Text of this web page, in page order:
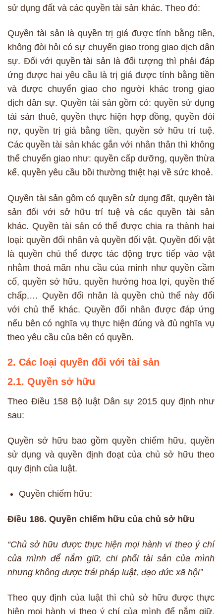
sử dụng đất và các quyền tài sản khác. Theo đó:
Quyền tài sản là quyền trị giá được tính bằng tiền,
không đòi hỏi có sự chuyển giao trong giao dịch dân
sự. Đối với quyền tài sản là đối tượng thì phải đáp
ứng được hai yêu cầu là trị giá được tính bằng tiền
và được chuyển giao cho người khác trong giao
dịch dân sự. Quyền tài sản gồm có: quyền sử dụng
tài sản thuê, quyền thực hiện hợp đồng, quyền đòi
nợ, quyền trị giá bằng tiền, quyền sở hữu trí tuệ.
Các quyền tài sản khác gắn với nhân thân thì không
thể chuyển giao như: quyền cấp dưỡng, quyền thừa
kế, quyền yêu cầu bồi thường thiệt hại về sức khoẻ.
Quyền tài sản gồm có quyền sử dụng đất, quyền tài
sản đối với sở hữu trí tuệ và các quyền tài sản
khác. Quyền tài sản có thể được chia ra thành hai
loại: quyền đối nhân và quyền đối vật. Quyền đối vật
là quyền chủ thể được tác động trực tiếp vào vật
nhằm thoả mãn nhu cầu của mình như quyền cầm
cố, quyền sở hữu, quyền hưởng hoa lợi, quyền thế
chấp,… Quyền đối nhân là quyền chủ thể này đối
với chủ thể khác. Quyền đối nhân được đáp ứng
nếu bên có nghĩa vụ thực hiện đúng và đủ nghĩa vụ
theo yêu cầu của bên có quyền.
2. Các loại quyền đối với tài sản
2.1. Quyền sở hữu
Theo Điều 158 Bộ luật Dân sự 2015 quy định như
sau:
Quyền sở hữu bao gồm quyền chiếm hữu, quyền
sử dụng và quyền định đoạt của chủ sở hữu theo
quy định của luật.
Quyền chiếm hữu:
Điều 186. Quyền chiếm hữu của chủ sở hữu
“Chủ sở hữu được thực hiện mọi hành vi theo ý chí
của mình để nắm giữ, chi phối tài sản của mình
nhưng không được trái pháp luật, đạo đức xã hội”
Theo quy định của luật thì chủ sở hữu được thực
hiện mọi hành vi theo ý chí của mình để nắm giữ,